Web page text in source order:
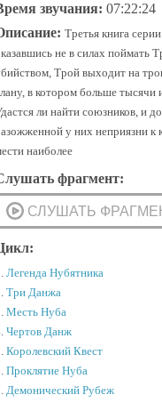
звучания: 07:22:24
Третья книга
не в силах поймать
Трой выходит на
в котором больше
ли найти союзников, и
у них неприязни к
наиболее
фрагмент:
Легенда Нубятника
Три Данжа
Месть Нуба
Чертов Данж
Королевский Квест
Проклятие Нуба
Демонический Рубеж